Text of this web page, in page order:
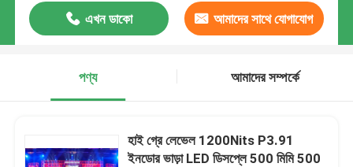
এখন ডাকো আমাদের সাথে যোগাযোগ
পণ্য
আমাদের সম্পর্কে
হাই গ্রে লেভেল 1200Nits P3.91
ইনডোর ভাড়া LED ডিসপ্লে 500 মিমি 500